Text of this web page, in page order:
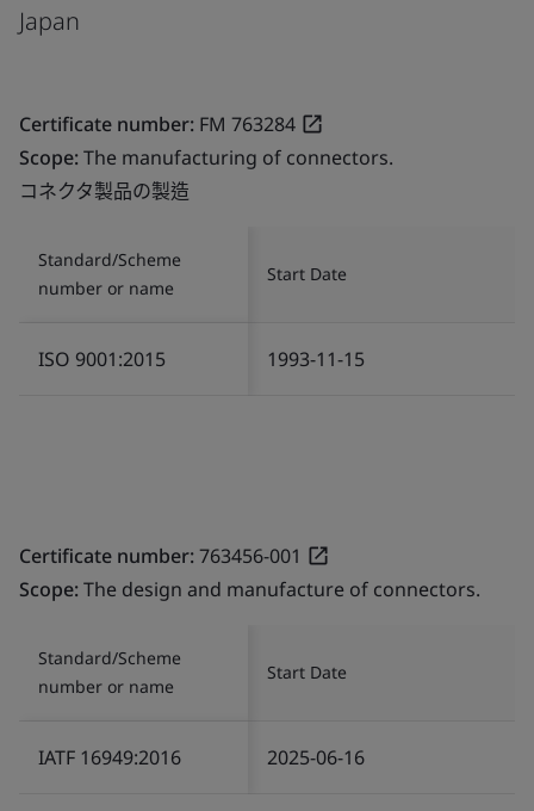
Japan
Certificate number: FM 763284
Scope:The manufacturing of connectors.
コネクタ製品の製造
Standard/Scheme
number or name
Start Date
ISO 9001:2015 1993-11-15
Certificate number:763456-001
Scope:The design and manufacture of connectors.
Standard/Scheme
number or name
Start Date
IATF 16949:2016 2025-06-16